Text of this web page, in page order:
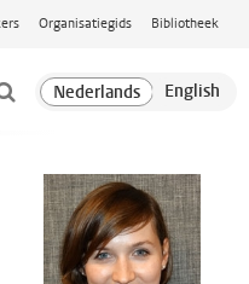
Organisatiegids Bibliotheek